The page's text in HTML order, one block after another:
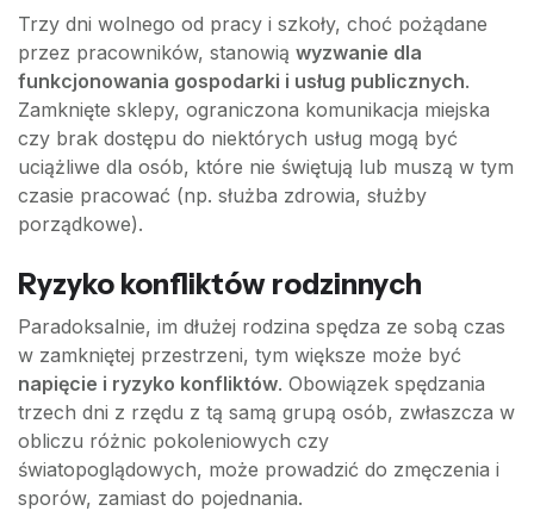
Trzy dni wolnego od pracy i szkoły, choć pożądane
przez pracowników, stanowią wyzwanie dla
funkcjonowania gospodarki i usług publicznych.
Zamknięte sklepy, ograniczona komunikacja miejska
czy brak dostępu do niektórych usług mogą być
uciążliwe dla osób, które nie świętują lub muszą w tym
czasie pracować (np. służba zdrowia, służby
porządkowe).
Ryzyko konfliktów rodzinnych
Paradoksalnie, im dłużej rodzina spędza ze sobą czas
w zamkniętej przestrzeni, tym większe może być
napięcie i ryzyko konfliktów. Obowiązek spędzania
trzech dni z rzędu z tą samą grupą osób, zwłaszcza w
obliczu różnic pokoleniowych czy
światopoglądowych, może prowadzić do zmęczenia i
sporów, zamiast do pojednania.